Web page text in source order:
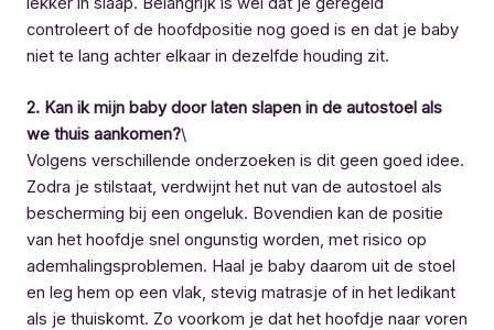
controleert of de hoofdpositie nog goed is en dat je baby
niet te lang achter elkaar in dezelfde houding zit.
2. Kan ik mijn baby door laten slapen in de autostoel als
we thuis aankomen?\
Volgens verschillende onderzoeken is dit geen goed idee.
Zodra je stilstaat, verdwijnt het nut van de autostoel als
bescherming bij een ongeluk. Bovendien kan de positie
van het hoofdje snel ongunstig worden, met risico op
ademhalingsproblemen. Haal je baby daarom uit de stoel
en leg hem op een vlak, stevig matrasje of in het ledikant
als je thuiskomt. Zo voorkom je dat het hoofdje naar voren